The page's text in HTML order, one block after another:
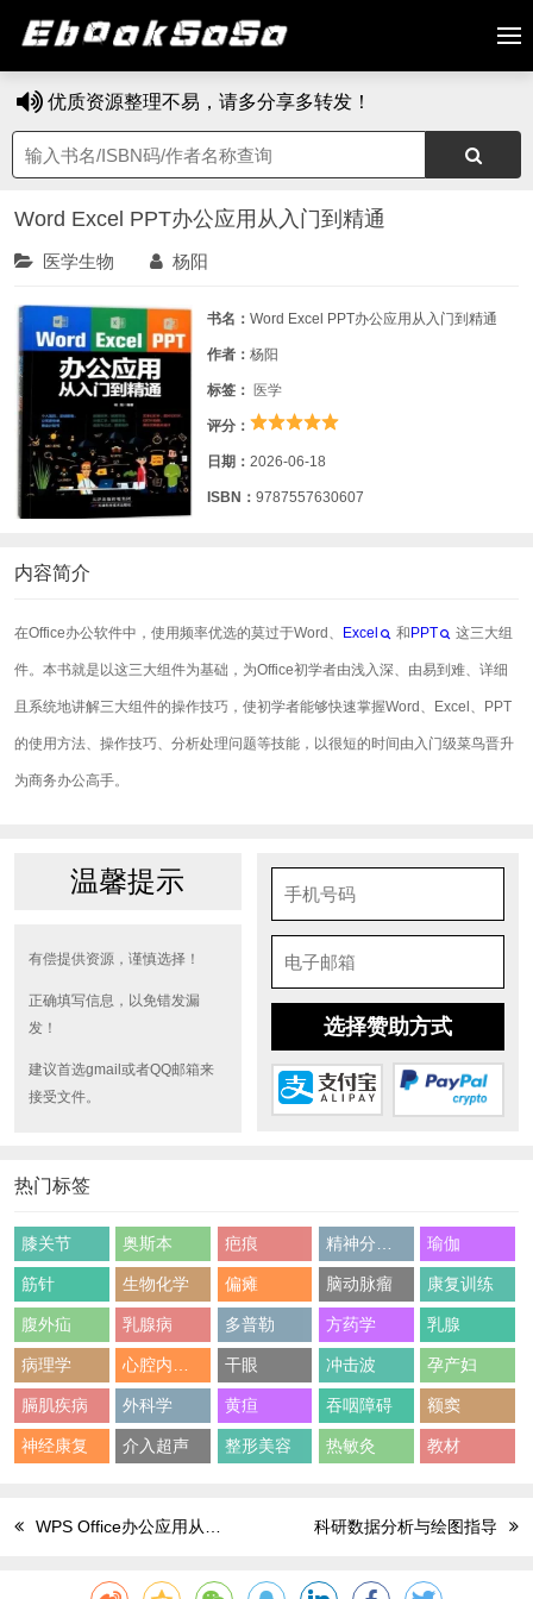
优质资源整理不易，请多分享多转发！
Word Excel PPT办公应用从入门到精通
医学生物 杨阳
书名： Word Excel PPT办公应用从入门到精通
作者： 杨阳
标签： 医学
评分：
日期： 2026-06-18
ISBN： 9787557630607
内容简介
在Office办公软件中，使用频率优选的莫过于Word、 Excel 和 PPT 这三大组
件。本书就是以这三大组件为基础，为Office初学者由浅入深、由易到难、详细
且系统地讲解三大组件的操作技巧，使初学者能够快速掌握Word、Excel、PPT
的使用方法、操作技巧、分析处理问题等技能，以很短的时间由入门级菜鸟晋升
为商务办公高手。
温馨提示
有偿提供资源，谨慎选择！
正确填写信息，以免错发漏
发！
建议首选gmail或者QQ邮箱来
接受文件。
选择赞助方式
热门标签
膝关节 奥斯本 疤痕 瑜伽
筋针 生物化学 偏瘫 脑动脉瘤 康复训练
腹外疝 乳腺病 多普勒 方药学 乳腺
病理学 干眼 冲击波 孕产妇
膈肌疾病 外科学 黄疸 吞咽障碍 额窦
神经康复 介入超声 整形美容 热敏灸 教材
WPS Office办公应用从入门到精通 科研数据分析与绘图指导